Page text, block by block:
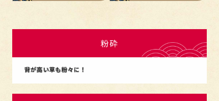
草刈り
レンタル事業
粉砕
背が高い草も粉々に！